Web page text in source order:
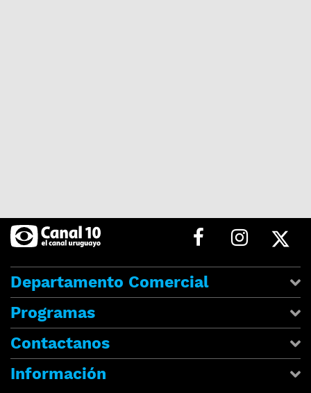
Departamento Comercial
Programas
Contactanos
Información